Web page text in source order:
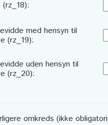
med hensyn til
(rz_19):
uden hensyn til
(rz_20):
omkreds (ikke